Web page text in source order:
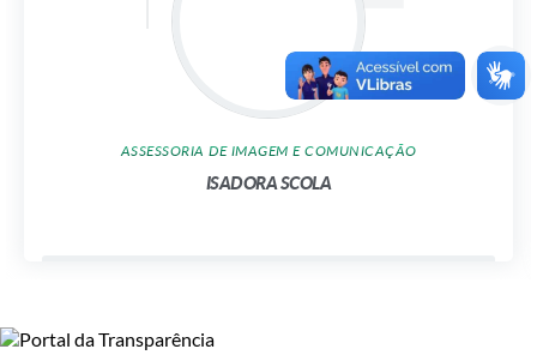
ASSESSORIA DE IMAGEM E COMUNICAÇÃO
ISADORA SCOLA